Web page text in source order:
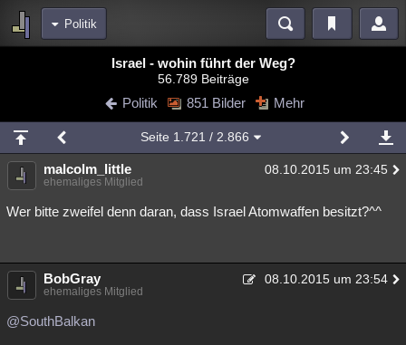
Politik
Diskussionen Blogs Videos
Chat Wiki Neuigkeiten
meine Rubriken
Menschen Wissenschaft Mystery Kriminalfälle
Spiritualität Verschwörungen Technologie Ufologie
weitere Rubriken
Philosophie Träume
Israel - wohin führt der Weg?
56.789 Beiträge
Politik 851 Bilder Mehr
Seite 1.721 / 2.866
malcolm_little 08.10.2015 um 23:45
ehemaliges Mitglied
Wer bitte zweifel denn daran, dass Israel Atomwaffen besitzt?^^
BobGray 08.10.2015 um 23:54
ehemaliges Mitglied
@SouthBalkan